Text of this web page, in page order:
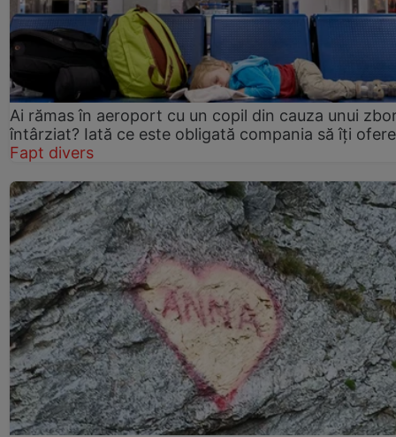
Ai rămas în aeroport cu un copil din cauza unui
întârziat? Iată ce este obligată compania să îți ofere
Fapt divers